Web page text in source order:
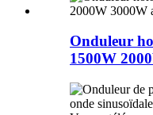
Onduleur
1500W